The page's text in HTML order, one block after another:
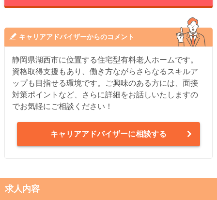
キャリアアドバイザーからのコメント
静岡県湖西市に位置する住宅型有料老人ホームです。
資格取得支援もあり、働き方ながらさらなるスキルア
ップも目指せる環境です。ご興味のある方には、面接
対策ポイントなど、さらに詳細をお話しいたしますの
でお気軽にご相談ください！
キャリアアドバイザーに相談する
求人内容